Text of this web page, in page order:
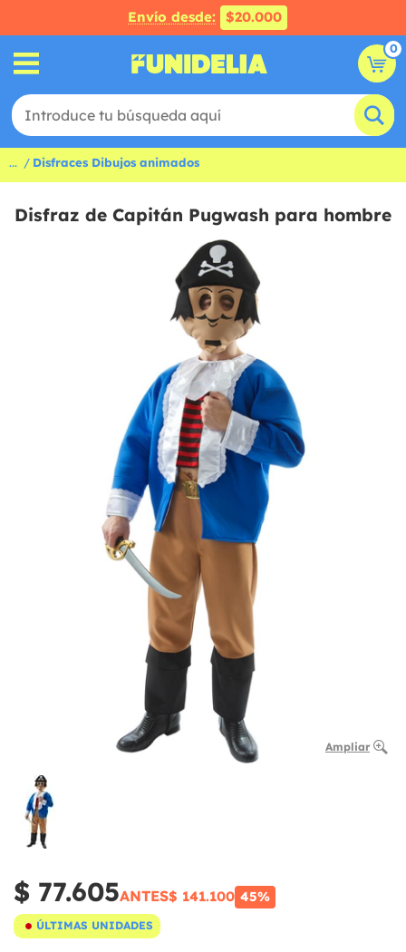
Envío desde: $20.000
0
... Disfraces Dibujos animados
Disfraz de Capitán Pugwash para hombre
Ampliar
$ 77.605ANTES$ 141.100 45%
ÚLTIMAS UNIDADES